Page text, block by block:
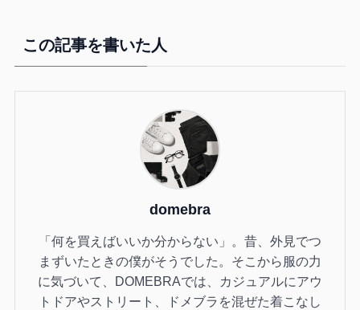
この記事を書いた人
domebra
「何を買えばいいか分からない」。昔、外見でつ
まずいたときの僕がそうでした。そこから服の力
に気づいて、DOMEBRAでは、カジュアルにアウ
トドアやストリート、ドメブラを混ぜた着こなし